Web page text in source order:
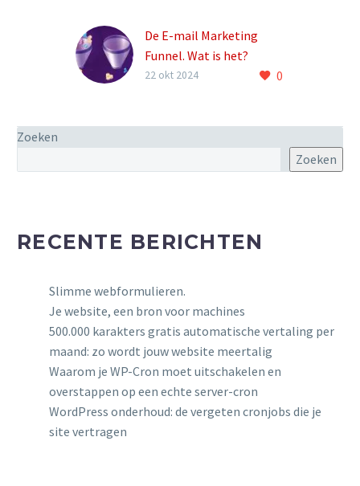
De E-mail Marketing
Funnel. Wat is het?
In de wereld van online
potentiële en bestaande
genoeg.
0
22 okt 2024
Zoeken
Zoeken
RECENTE BERICHTEN
Slimme webformulieren.
Je website, een bron voor machines
500.000 karakters gratis automatische vertaling per
maand: zo wordt jouw website meertalig
Waarom je WP-Cron moet uitschakelen en
overstappen op een echte server-cron
WordPress onderhoud: de vergeten cronjobs die je
site vertragen